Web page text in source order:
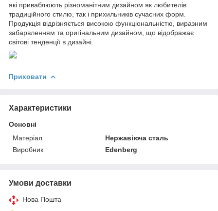
які приваблюють різноманітним дизайном як любителів
традиційного стилю, так і прихильників сучасних форм.
Продукція відрізняється високою функціональністю, виразним
забарвленням та оригінальним дизайном, що відображає
світові тенденції в дизайні.
Приховати
Характеристики
Основні
Матеріал
Нержавіюча сталь
Виробник
Edenberg
Умови доставки
Нова Пошта